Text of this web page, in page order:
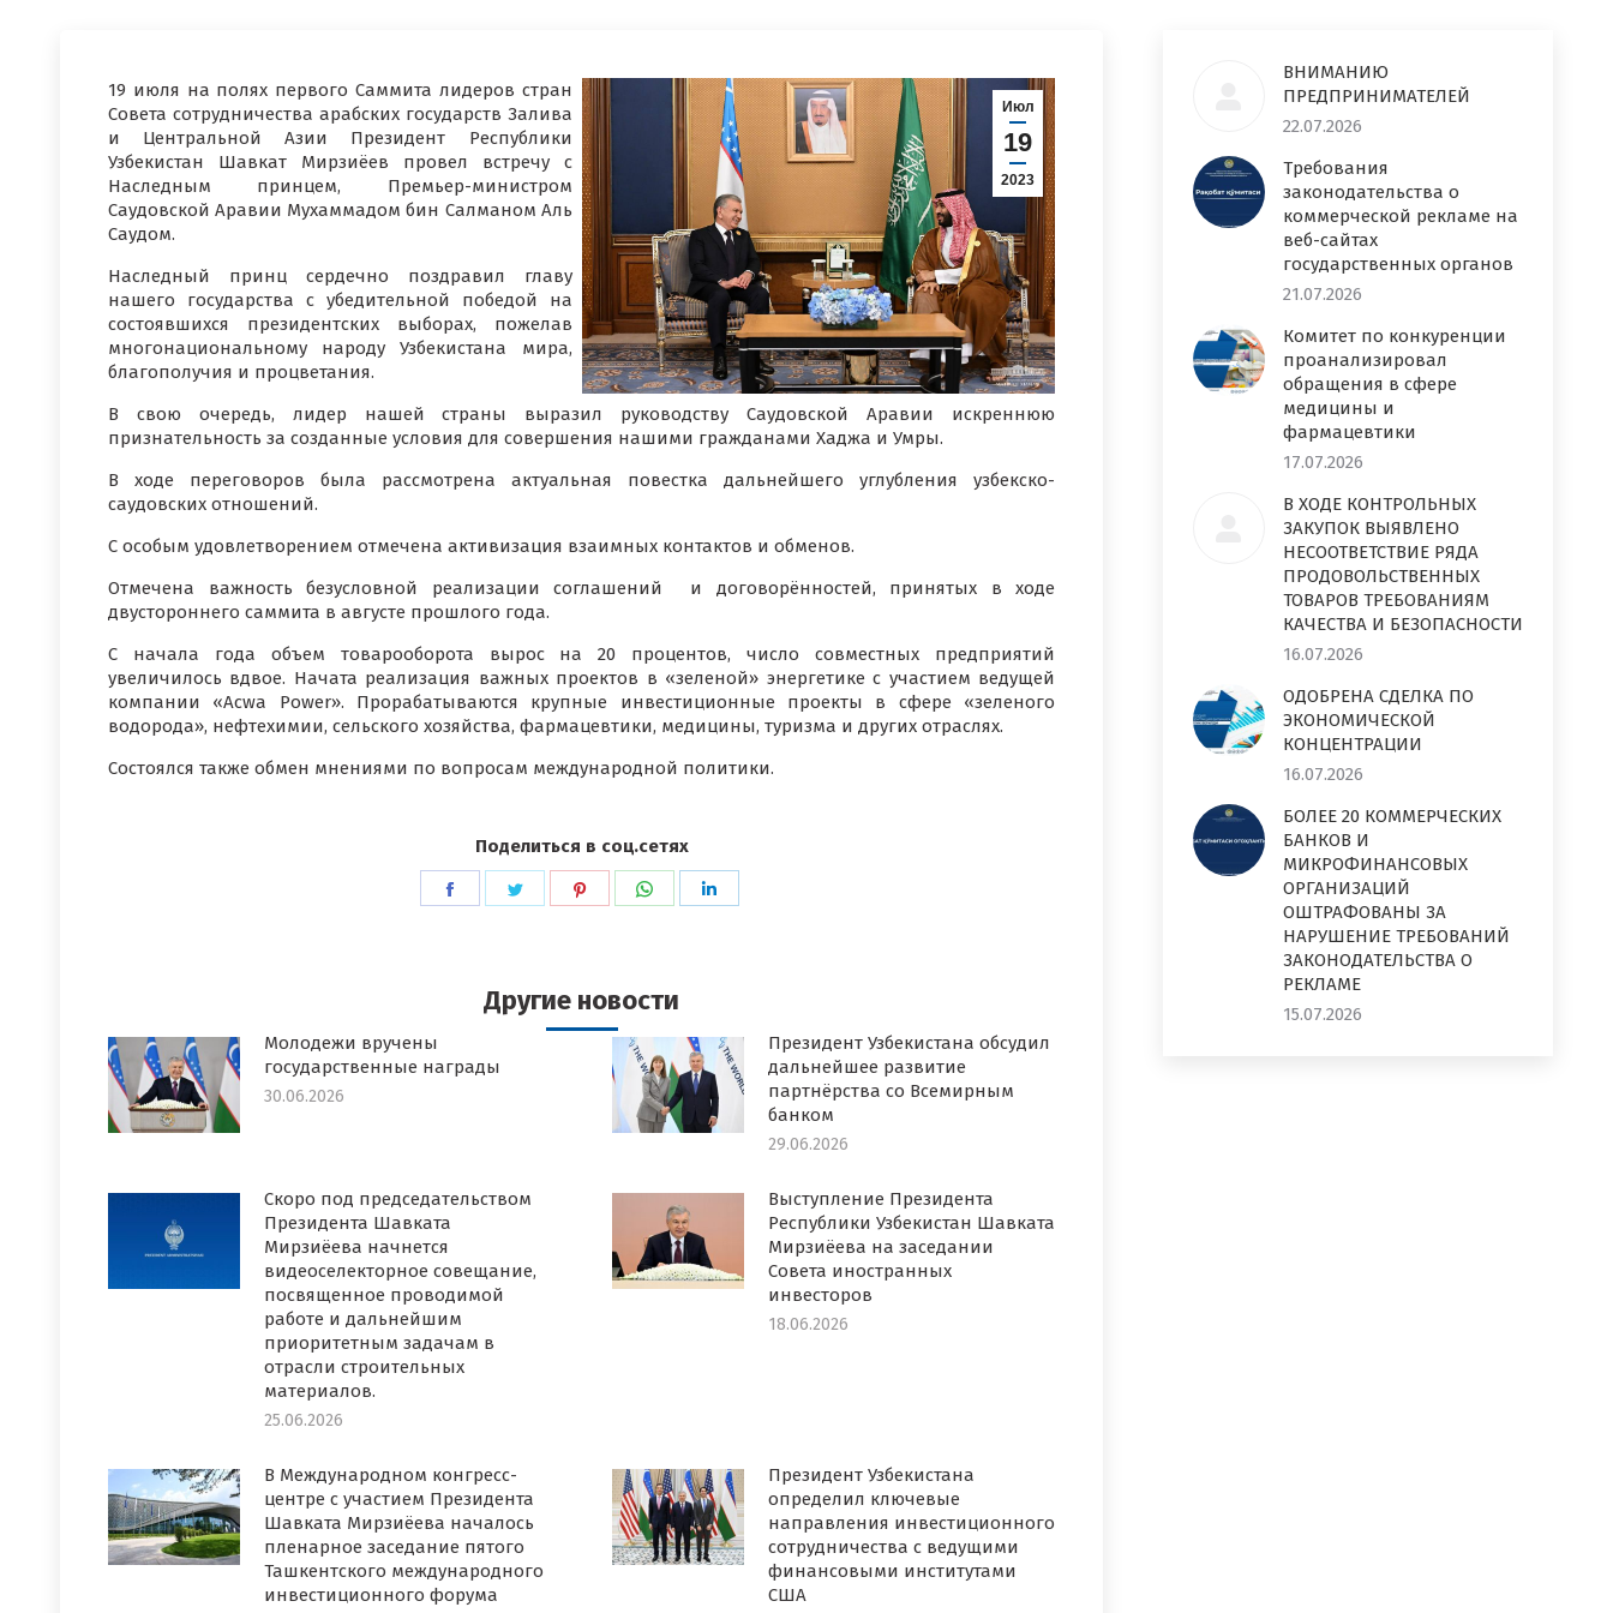
Июл
19
2023
19 июля на полях первого Саммита лидеров стран
Совета сотрудничества арабских государств Залива
и Центральной Азии Президент Республики
Узбекистан Шавкат Мирзиёев провел встречу с
Наследным принцем, Премьер-министром
Саудовской Аравии Мухаммадом бин Салманом Аль
Саудом.
Наследный принц сердечно поздравил главу
нашего государства с убедительной победой на
состоявшихся президентских выборах, пожелав
многонациональному народу Узбекистана мира,
благополучия и процветания.
В свою очередь, лидер нашей страны выразил руководству Саудовской Аравии искреннюю
признательность за созданные условия для совершения нашими гражданами Хаджа и Умры.
В ходе переговоров была рассмотрена актуальная повестка дальнейшего углубления узбекско-
саудовских отношений.
С особым удовлетворением отмечена активизация взаимных контактов и обменов.
Отмечена важность безусловной реализации соглашений и договорённостей, принятых в ходе
двустороннего саммита в августе прошлого года.
С начала года объем товарооборота вырос на 20 процентов, число совместных предприятий
увеличилось вдвое. Начата реализация важных проектов в «зеленой» энергетике с участием ведущей
компании «Acwa Power». Прорабатываются крупные инвестиционные проекты в сфере «зеленого
водорода», нефтехимии, сельского хозяйства, фармацевтики, медицины, туризма и других отраслях.
Состоялся также обмен мнениями по вопросам международной политики.
Поделиться в соц.сетях
ПоделитьсяПоделитьсяПоделитьсяПоделиться
Другие новости
Молодежи вручены
государственные награды
30.06.2026
Президент Узбекистана обсудил
дальнейшее развитие
партнёрства со Всемирным
банком
29.06.2026
Скоро под председательством
Президента Шавката
Мирзиёева начнется
видеоселекторное совещание,
посвященное проводимой
работе и дальнейшим
приоритетным задачам в
отрасли строительных
материалов.
25.06.2026
Выступление Президента
Республики Узбекистан Шавката
Мирзиёева на заседании
Совета иностранных
инвесторов
18.06.2026
В Международном конгресс-
центре с участием Президента
Шавката Мирзиёева началось
пленарное заседание пятого
Ташкентского международного
инвестиционного форума
Президент Узбекистана
определил ключевые
направления инвестиционного
сотрудничества с ведущими
финансовыми институтами
США
ВНИМАНИЮ
ПРЕДПРИНИМАТЕЛЕЙ
22.07.2026
Требования
законодательства о
коммерческой рекламе на
веб-сайтах
государственных органов
21.07.2026
Комитет по конкуренции
проанализировал
обращения в сфере
медицины и
фармацевтики
17.07.2026
В ХОДЕ КОНТРОЛЬНЫХ
ЗАКУПОК ВЫЯВЛЕНО
НЕСООТВЕТСТВИЕ РЯДА
ПРОДОВОЛЬСТВЕННЫХ
ТОВАРОВ ТРЕБОВАНИЯМ
КАЧЕСТВА И БЕЗОПАСНОСТИ
16.07.2026
ОДОБРЕНА СДЕЛКА ПО
ЭКОНОМИЧЕСКОЙ
КОНЦЕНТРАЦИИ
16.07.2026
БОЛЕЕ 20 КОММЕРЧЕСКИХ
БАНКОВ И
МИКРОФИНАНСОВЫХ
ОРГАНИЗАЦИЙ
ОШТРАФОВАНЫ ЗА
НАРУШЕНИЕ ТРЕБОВАНИЙ
ЗАКОНОДАТЕЛЬСТВА О
РЕКЛАМЕ
15.07.2026